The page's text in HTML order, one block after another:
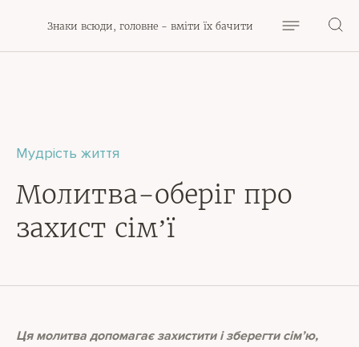
Знаки всюди, головне - вміти їх бачити
Мудрість життя
Молитва-оберіг про
захист сімʼї
Ця молитва допомагає захистити і зберегти сім’ю,